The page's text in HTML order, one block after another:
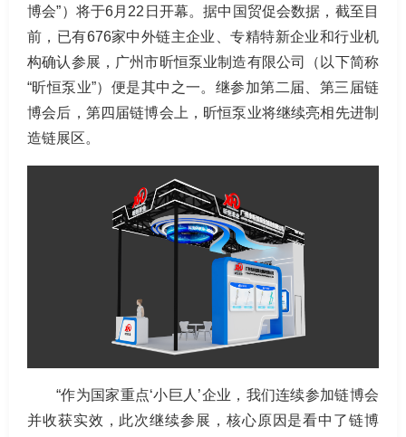
博会”）将于6月22日开幕。据中国贸促会数据，截至目
前，已有676家中外链主企业、专精特新企业和行业机
构确认参展，广州市昕恒泵业制造有限公司（以下简称
“昕恒泵业”）便是其中之一。继参加第二届、第三届链
博会后，第四届链博会上，昕恒泵业将继续亮相先进制
造链展区。
“作为国家重点‘小巨人’企业，我们连续参加链博会
并收获实效，此次继续参展，核心原因是看中了链博